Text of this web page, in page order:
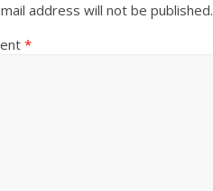
address will not be published.
*